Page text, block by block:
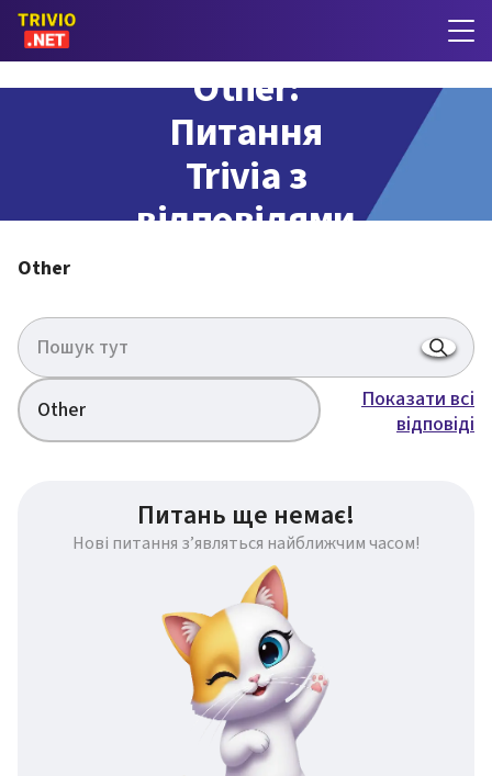
Other:
Питання
Trivia з
відповідями
Other
Other
Показати всі
відповіді
Питань ще немає!
Нові питання з’являться найближчим часом!